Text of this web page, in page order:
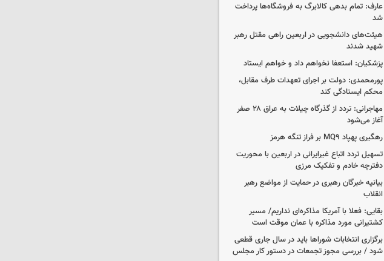
عارف: تمام بدهی کالابرگ به فروشگاه‌ها پرداخت
شد
هیئت‌های دانشجویی در اربعین راهی مقتل رهبر
شهید شدند
پزشکیان: استعفا نخواهم داد و خواهم ایستاد
پورمحمدی: دولت بر اجرای تعهدات طرف مقابل،
محکم ایستادگی کند
مهاجرانی: تردد از گذرگاه چیلات به عراق ۲۸ صفر
آغاز می‌شود
رهگیری پهپاد MQ۹ بر فراز تنگه هرمز
تسهیل تردد اتباع غیرایرانی در اربعین با محوریت
دفترچه خادم و تفکیک مرزی
بیانیه خبرگان رهبری در حمایت از مواضع رهبر
انقلاب
بقایی: فعلا با آمریکا مذاکره‌ای نداریم/ مسیر
کشتیرانی مورد مذاکره با عمان موقت است
برگزاری انتخابات شوراها باید در سال جاری قطعی
شود / بررسی مجوز تجمعات در دستور کار مجلس